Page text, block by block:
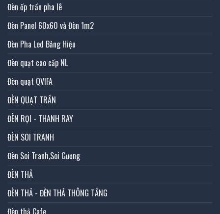
Đèn ốp trần pha lê
Đèn Panel 60x60 và Đèn 1m2
Đèn Pha Led Bảng Hiệu
Đèn quạt cao cấp NL
Đèn quạt QVIFA
ĐÈN QUẠT TRẦN
ĐÈN RỌI - THANH RAY
ĐÈN SOI TRANH
Đèn Soi Tranh,Soi Gương
ĐÈN THẢ
ĐÈN THẢ - ĐÈN THẢ THÔNG TẦNG
Đèn thả Cafe